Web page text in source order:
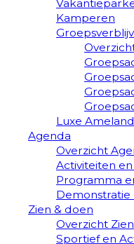
Kamperen
Luxe Ameland
Agenda
Overzicht
Activiteiten
Programma
Zien & doen
Overzicht
Sportief en